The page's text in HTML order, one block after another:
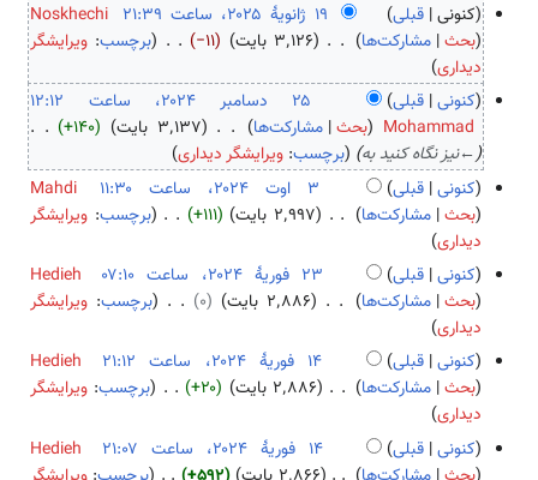
کنونی قبلی
Noskhechi
بحث مشارکت‌ها ۳٬۱۲۶ بایت
−۱۱
ب
د
ن
خ
ل
ا
ص
ۀ
و
ی
ر
ا
ی
ش
برچسب: ویرایشگر
دیداری
د
کنونی قبلی
Mohammad
بحث مشارکت‌ها ۳٬۱۳۷ بایت
+۱۴۰
←نیز نگاه کنید به برچسب:ویرایشگر دیداری
کنونی قبلی
Mahdi
بحث مشارکت‌ها ۲٬۹۹۷ بایت
+۱۱۱
ب
د
و
ن
خ
ل
ا
ص
ۀ
برچسب: ویرایشگر
دیداری
هٔ
کنونی قبلی
Hedieh
بحث مشارکت‌ها ۲٬۸۸۶ بایت
۰
ب
د
و
ن
ل
برچسب: ویرایشگر
دیداری
کنونی قبلی
Hedieh
بحث مشارکت‌ها ۲٬۸۸۶ بایت
+۲۰
ب
د
و
برچسب: ویرایشگر
دیداری
کنونی قبلی ‏۱۴ فوریهٔ ۲۰۲۴، ساعت ۲۱:۰۷
Hedieh